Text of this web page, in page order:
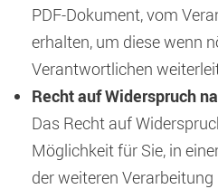
PDF-Dokument, vom
erhalten, um diese wenn
Verantwortlichen
Recht auf Widerspruch
Das Recht auf
Möglichkeit für Sie, in
der weiteren Verarbeitung